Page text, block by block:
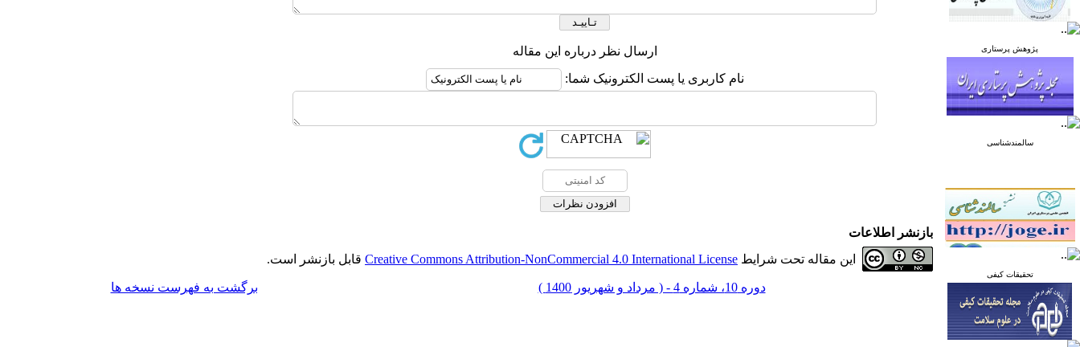
پژوهش پرستاری
سالمندشناسی
تحقیقات کیفی
ارسال نظر درباره این مقاله
نام کاربری یا پست الکترونیک شما:
بازنشر اطلاعات
این مقاله تحت شرایط Creative Commons Attribution-NonCommercial 4.0 International License قابل بازنشر است.
دوره 10، شماره 4 - ( مرداد و شهریور 1400 ) برگشت به فهرست نسخه ها